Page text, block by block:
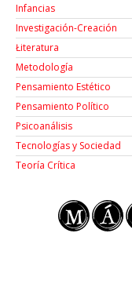
Infancias
Investigación-Creación
Łiteratura
Metodología
Pensamiento Estético
Pensamiento Político
Psicoanálisis
Tecnologías y Sociedad
Teoría Crítica